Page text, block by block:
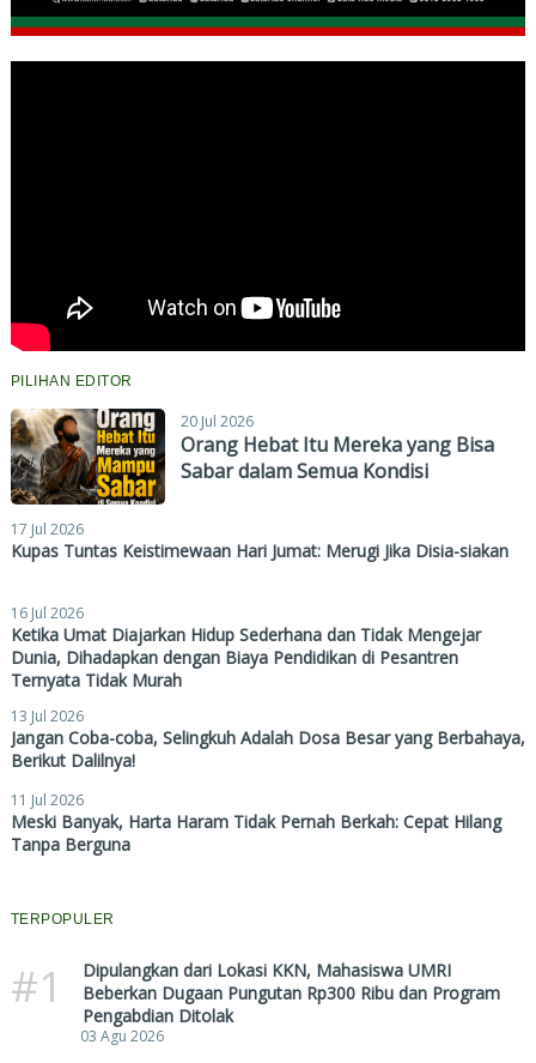
PILIHAN EDITOR
20 Jul 2026
Orang Hebat Itu Mereka yang Bisa
Sabar dalam Semua Kondisi
17 Jul 2026
Kupas Tuntas Keistimewaan Hari Jumat: Merugi Jika Disia-siakan
16 Jul 2026
Ketika Umat Diajarkan Hidup Sederhana dan Tidak Mengejar
Dunia, Dihadapkan dengan Biaya Pendidikan di Pesantren
Ternyata Tidak Murah
13 Jul 2026
Jangan Coba-coba, Selingkuh Adalah Dosa Besar yang Berbahaya,
Berikut Dalilnya!
11 Jul 2026
Meski Banyak, Harta Haram Tidak Pernah Berkah: Cepat Hilang
Tanpa Berguna
TERPOPULER
#1
Dipulangkan dari Lokasi KKN, Mahasiswa UMRI
Beberkan Dugaan Pungutan Rp300 Ribu dan Program
Pengabdian Ditolak
03 Agu 2026